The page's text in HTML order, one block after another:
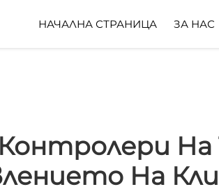
НАЧАЛНА СТРАНИЦА ЗА НАС
На